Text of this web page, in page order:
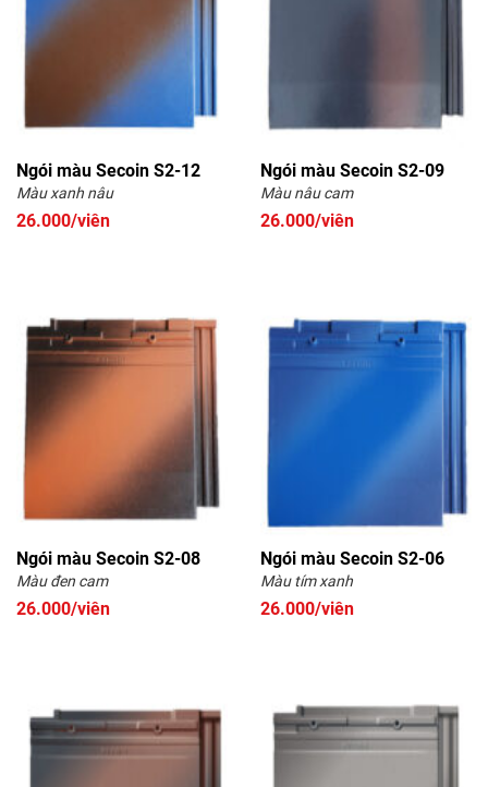
Ngói màu Secoin S2-12
Màu xanh nâu
26.000/viên
Ngói màu Secoin S2-09
Màu nâu cam
26.000/viên
Ngói màu Secoin S2-08
Màu đen cam
26.000/viên
Ngói màu Secoin S2-06
Màu tím xanh
26.000/viên